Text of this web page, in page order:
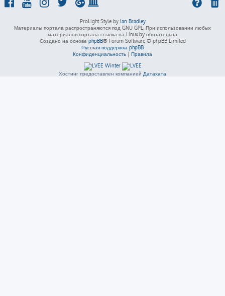
ProLight Style by Ian Bradley
Материалы портала распространяются под GNU GPL. При использовании любых
материалов портала ссылка на Linux.by обязательна
Создано на основе phpBB® Forum Software © phpBB Limited
Русская поддержка phpBB
Конфиденциальность | Правила
Хостинг предоставлен компанией Датахата